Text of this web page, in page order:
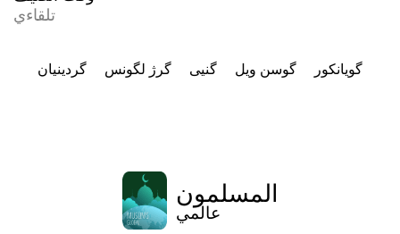
تلقاءي
گردینیان گرژ لگونس گنیی گوسن ویل گویانکور
المسلمون
عالمي